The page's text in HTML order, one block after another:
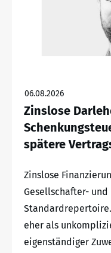
06.08.2026
Zinslose
spätere
Zinslose
Gesellschafter-
eher als
eigenständiger